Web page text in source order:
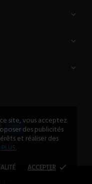
site, vous acceptez
des publicités
et réaliser des
ACCEPTER done


